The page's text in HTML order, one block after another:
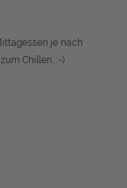
je nach
Chillen...:-)